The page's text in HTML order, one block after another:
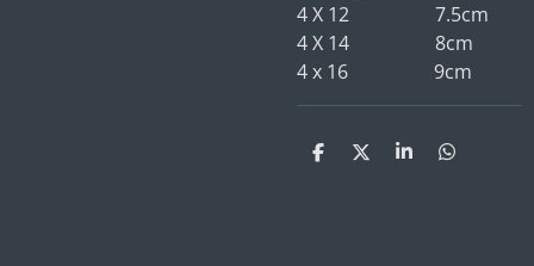
4 X 12 7.5cm
4 X 14 8cm
4 x 16 9cm
D
D
S
D